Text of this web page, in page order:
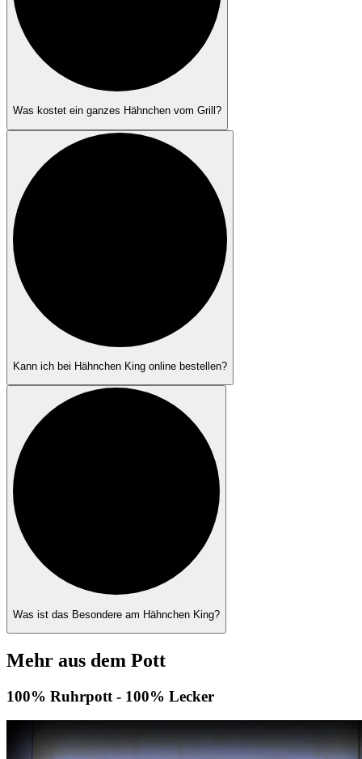
Was kostet ein ganzes Hähnchen vom Grill?
Kann ich bei Hähnchen King online bestellen?
Was ist das Besondere am Hähnchen King?
Mehr aus dem Pott
100% Ruhrpott - 100% Lecker